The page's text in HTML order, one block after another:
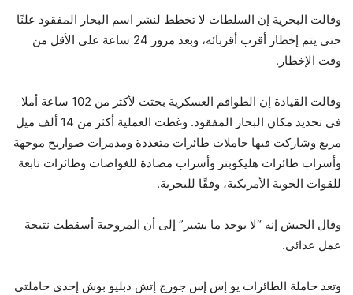
وقالت البحرية إن السلطات لا تخطط لنشر اسم البحار المفقود علنًا
حتى يتم إخطار أقرب أقربائه، وبعد مرور 24 ساعة على الأقل من
وقت الإخطار.
وقالت القيادة إن الطواقم العسكرية بحثت لأكثر من 102 ساعة أملا
في تحديد مكان البحار المفقود. وغطت العملية أكثر من 14 ألف ميل
مربع وشاركت فيها حاملات طائرات متعددة ومدمرات صواريخ موجهة
وأسراب طائرات هليكوبتر وأسراب مضادة للغواصات وطائرات تابعة
للقوات الجوية الأمريكية، وفقًا للبحرية.
وقال الجيش إنه “لا يوجد ما يشير” إلى أن المروحية أسقطت نتيجة
عمل عدائي.
وتعد حاملة الطائرات يو إس إس جورج إتش دبليو بوش إحدى حاملتي